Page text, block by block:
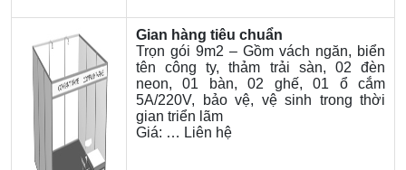
Gian hàng tiêu chuẩn
Trọn gói 9m2 – Gồm vách ngăn, biển
tên công ty, thảm trải sàn, 02 đèn
neon, 01 bàn, 02 ghế, 01 ổ cắm
5A/220V, bảo vệ, vệ sinh trong thời
gian triển lãm
Giá: … Liên hệ